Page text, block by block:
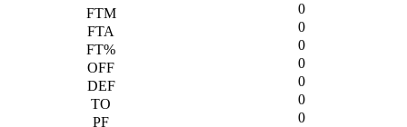
0
0
0
0
0
0
0